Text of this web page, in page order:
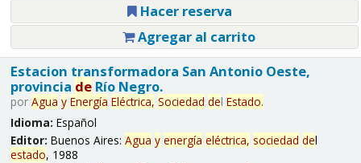
Hacer reserva
Agregar al carrito
Estacion transformadora San Antonio Oeste,
provincia deRío Negro.
por Agua y Energía Eléctrica, Sociedad del Estado.
Idioma: Español
Editor: Buenos Aires: Agua y energía eléctrica, sociedad del
estado, 1988